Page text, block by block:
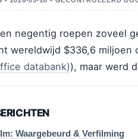
negentig roepen zoveel
wereldwijd $336,6
databank)), maar werd
Waargebeurd & Verfilming